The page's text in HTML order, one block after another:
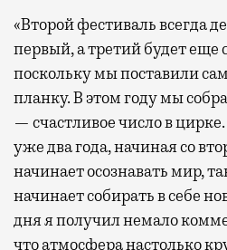
«Второй фестиваль всегда
первый, а третий будет
поскольку мы поставили
планку. В этом году мы
— счастливое число в
уже два года, начиная со
начинает осознавать мир,
начинает собирать в себе
дня я получил немало
что атмосфера настолько